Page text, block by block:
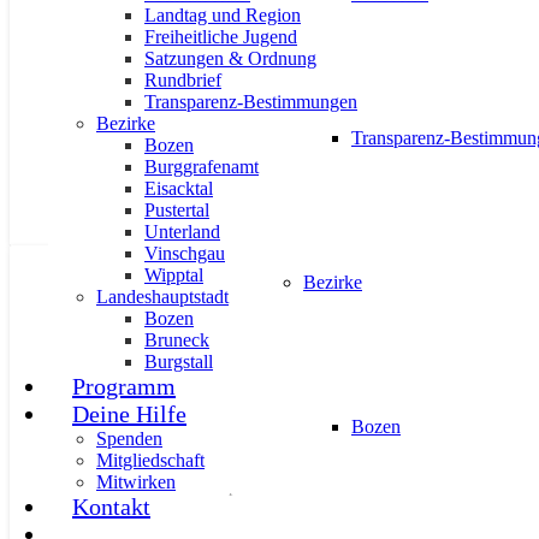
Transparenz-
Bezirke
Bozen
Landtag und Region
Freiheitliche Jugend
Satzungen & Ordnung
Rundbrief
Transparenz-Bestimmungen
Bezirke
Bozen
Burggrafenamt
Eisacktal
Pustertal
Unterland
Vinschgau
Wipptal
Landeshauptstadt
Bozen
Bruneck
Burgstall
Programm
Deine Hilfe
Spenden
Mitgliedschaft
Mitwirken
Kontakt
Wohnen: Bau von Wintergärten
19. September 2023
AKTUELLIMPULS PRESSEKONFERENZEN
Freiheitlicher Wahlkampfauftakt: